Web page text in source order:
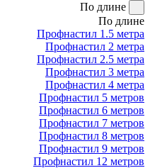
По длине
По длине
Профнастил 1.5 метра
Профнастил 2 метра
Профнастил 2.5 метра
Профнастил 3 метра
Профнастил 4 метра
Профнастил 5 метров
Профнастил 6 метров
Профнастил 7 метров
Профнастил 8 метров
Профнастил 9 метров
Профнастил 12 метров